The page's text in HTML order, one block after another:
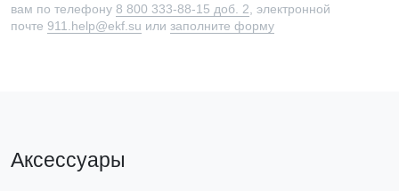
вам по телефону 8 800 333-88-15 доб. 2 , электронной
почте 911.help@ekf.su или заполните форму
Аксессуары